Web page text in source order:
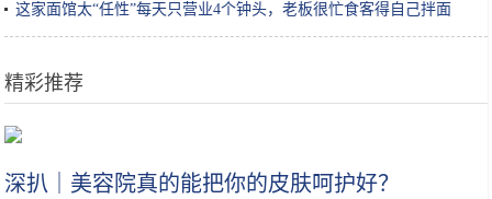
这家面馆太“任性”每天只营业4个钟头，老板很忙食客得自己拌面
精彩推荐
深扒｜美容院真的能把你的皮肤呵护好？